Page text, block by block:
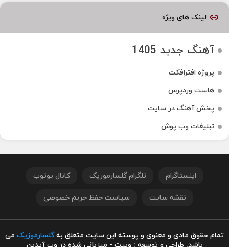
لینک های ویژه
آهنگ جدید 1405
پروژه افترافکت
هاست وردپرس
پخش آهنگ در سایت
تبلیغات وب پوش
اینستاگرام تلگرام گلسارموزیک کانال یوتوب
نقشه سایت سیاست حفظ حریم خصوصی
تمام حقوق مادی و معنوی و پوسته این سایت متعلق بهگلسارموزیک می
باشد. طراحی و توسعه : وبیت - میزبانی شده در وب آیدین